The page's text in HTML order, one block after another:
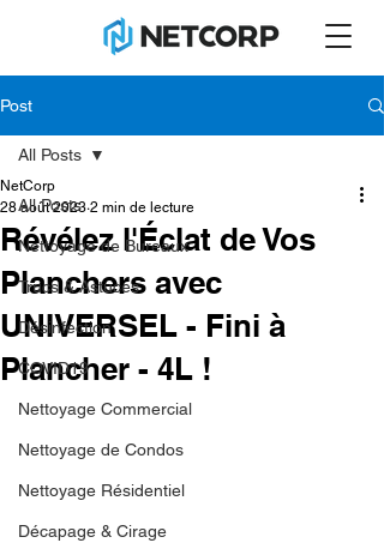
Post
All Posts
Nettoyage de Bureaux
Trucs & Astuces
Désinfection
COVID19
Nettoyage Commercial
Nettoyage de Condos
Nettoyage Résidentiel
Décapage & Cirage
All Posts
Révélez l'Éclat de Vos
Planchers avec
UNIVERSEL - Fini à
Plancher - 4L !
NetCorp
28 août 2023 2 min de lecture